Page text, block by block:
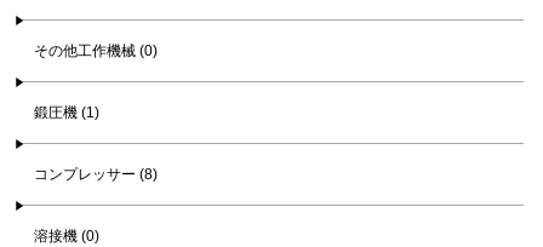
その他工作機械 (0)
鍛圧機 (1)
コンプレッサー (8)
溶接機 (0)